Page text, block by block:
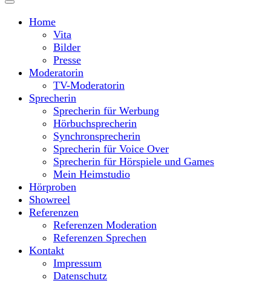
Home
Vita
Bilder
Presse
Moderatorin
TV-Moderatorin
Sprecherin
Sprecherin für Werbung
Hörbuchsprecherin
Synchronsprecherin
Sprecherin für Voice Over
Sprecherin für Hörspiele und Games
Mein Heimstudio
Hörproben
Showreel
Referenzen
Referenzen Moderation
Referenzen Sprechen
Kontakt
Impressum
Datenschutz